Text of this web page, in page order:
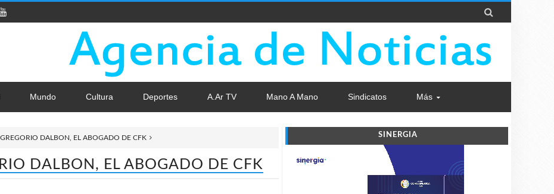

Mundo Cultura Deportes A.Ar TV Mano A Mano Sindicatos Más
DALBON, EL ABOGADO DE CFK
DALBON, EL ABOGADO DE CFK
SINERGIA